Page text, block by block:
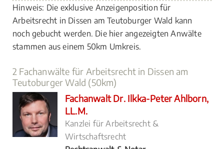
Hinweis: Die exklusive Anzeigenposition für
Arbeitsrecht in Dissen am Teutoburger Wald kann
noch gebucht werden. Die hier angezeigten Anwälte
stammen aus einem 50km Umkreis.
2 Fachanwälte für Arbeitsrecht in Dissen am
Teutoburger Wald (50km)
Fachanwalt Dr. Ilkka-Peter Ahlborn,
LL.M.
Kanzlei für Arbeitsrecht &
Wirtschaftsrecht